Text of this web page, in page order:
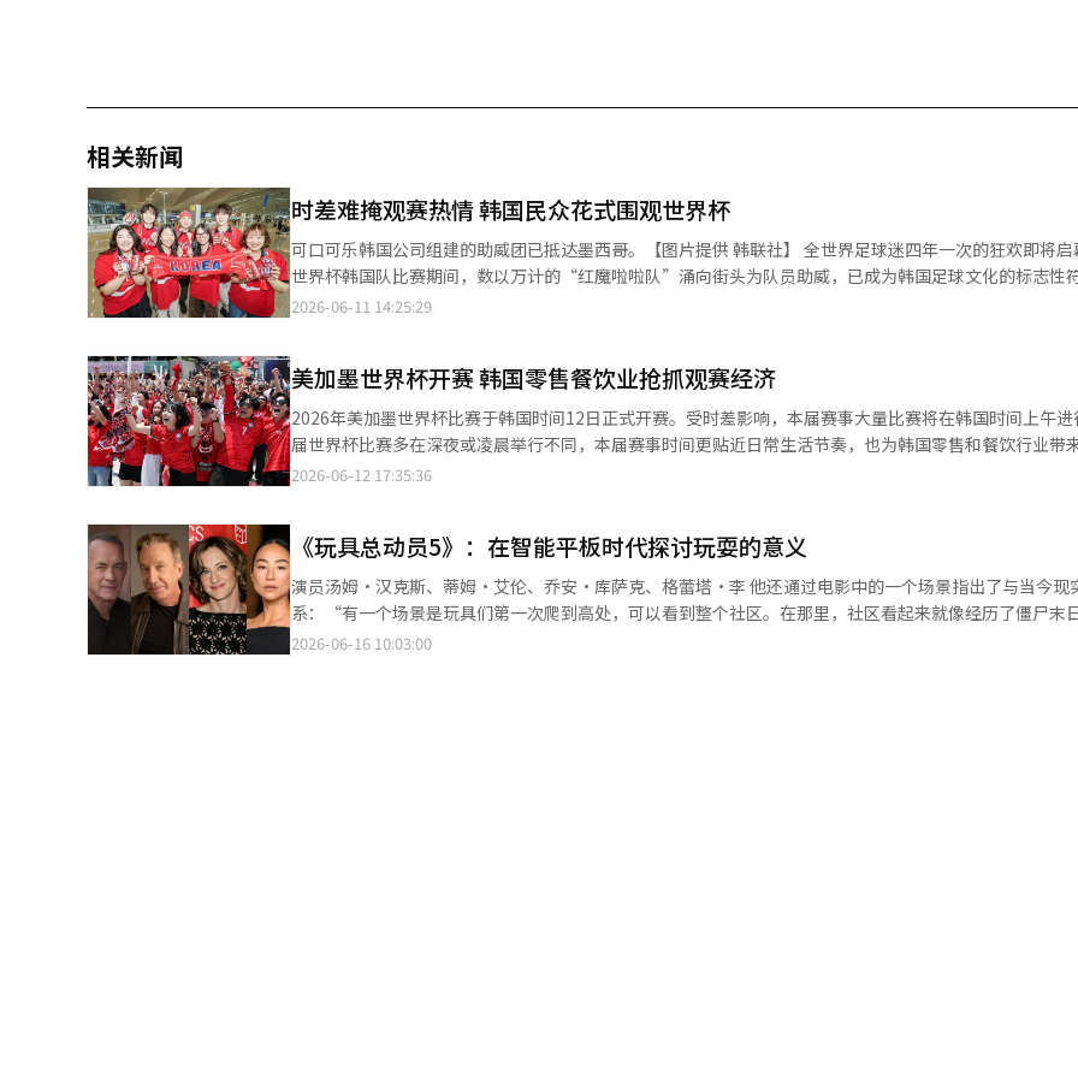
相关新闻
时差难掩观赛热情 韩国民众花式围观世界杯
可口可乐韩国公司组建的助威团已抵达墨西哥。【图片提供 韩联社】 全世界足球迷四年一次的狂欢即将启幕，每逢
世界杯韩国队比赛期间，数以万计的“红魔啦啦队”涌向街头为队员助威，已成为韩国足球文化的标志性
而，由于本届世界杯举办地位于北美地区，韩国队小组赛时间普遍在韩国时间上午，与上班和上课时间重叠
议室共同观看韩国队与捷克队的首场小组比赛。由于比赛恰逢午餐时间，公司还特别准备了炸鸡、可乐等套
工营造轻松热烈的观赛氛围。 零售企业GS Retail也将在首尔驿三洞的GS大厦以及江西区办公楼设置多个观赛空间，
通过大屏幕和电视同步直播比赛。公司还鼓励员工穿着红色服装参与应援，并安排竞猜比分、主题换装活
零食分享等互动环节。 除办公室观赛外，不少企业还尝试打造更加多元的助威模式。OB啤酒将在首尔及首都圈多家
体育酒吧设立“Cass观赛酒吧”，并在江南站附近开设世界杯主题快闪店，组织员工和消费者共同围观比赛。
比赛，并为国家队加油助威。 麦当劳韩国则推出世界杯竞猜活动，鼓励员工预测韩国队比赛结果，并向参与者赠送纪
念奖品。 不少企业认为，世界杯不仅是一场体育盛会，也为加强企业文化建设和员工沟通提供了机会。 不过，受消
费疲软、原材料价格上涨以及经营压力增加等因素影响，未安排世界杯相关活动的企业也不在少数。 尽管今年世界杯
举办地与韩国存在时差，但韩国民众对世界杯的关注度依然居高不下。广播广告振兴公社（KOBACO）日前
《2026美加墨世界杯收视意向调查》显示，68.6%的受访者表示有观看本届世界杯的计划。 在观赛方式方面，实时
2026-06-11 14:25:29
美加墨世界杯开赛 韩国零售餐饮业抢抓观赛经济
2026年美加墨世界杯比赛于韩国时间12日正式开赛。受时差影响，本届赛事大量比赛将在韩国时间上午
届世界杯比赛多在深夜或凌晨举行不同，本届赛事时间更贴近日常生活节奏，也为韩国零售和餐饮行业带
机会。 随着世界杯开赛，韩国零售和餐饮企业纷纷围绕观赛场景推出主题活动和优惠促销，积极抢抓“观赛经济”商
并在蚕室乐天世界购物中心设置世界杯主题打卡区；现代百货则在首尔汝矣岛开设韩国国家足球队主题快闪
球员更衣室主题拍照区、球迷互动活动及球衣定制服务等体验项目；新世界百货在江南店展示多个国家队球
并同步开展观赛零食促销活动。 与此同时，新世界集团旗下综合购物中心Starfield与韩国独家转播机构JTBC合作，
在河南、高阳、水原和COEX等门店设置超大屏幕直播韩国队比赛，打造室内观赛空间，并结合餐饮和购物
相关活动。 除零售业外，餐饮和外卖行业也积极加入世界杯营销行列。啤酒、咖啡、快餐及连锁炸鸡品牌纷纷推出观
2026-06-12 17:35:36
《玩具总动员5》：在智能平板时代探讨玩耍的意义
演员汤姆·汉克斯、蒂姆·艾伦、乔安·库萨克、格蕾塔·李 他还通过电影中的一个场景指出了与当今现
系：“有一个场景是玩具们第一次爬到高处，可以看到整个社区。在那里，社区看起来就像经历了僵尸末
暗而且街上没有孩子，所有人都独自坐在沙发上盯着屏幕。我认为这个场景象征性地展示了当今的现实。技
2026-06-16 10:03:00